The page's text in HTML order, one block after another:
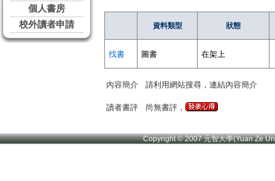
個人書房
校外讀者申請
資料類型 狀態
找書 圖書 在架上
內容簡介 請利用網站搜尋，連結內容簡介
讀者書評 尚無書評，
Copyright © 2007 元智大學(Yuan Ze